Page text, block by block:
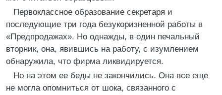
Первоклассное образование секретаря и
последующие три года безукоризненной работы в
«Предпродажах». Но однажды, в один печальный
вторник, она, явившись на работу, с изумлением
обнаружила, что фирма ликвидируется.
Но на этом ее беды не закончились. Она все еще
не могла опомниться от шока, связанного с